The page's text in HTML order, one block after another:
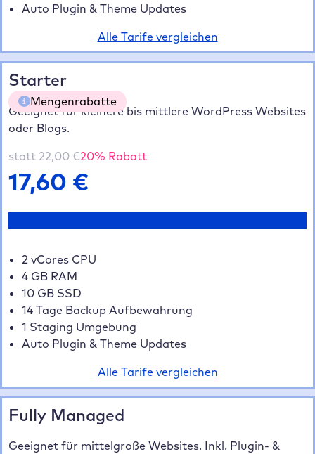
Auto Plugin & Theme Updates
Alle Tarife vergleichen
Starter
Mengenrabatte
5 Websites
10 Websites35% gespart
Geeignet für kleinere bis mittlere WordPress Websites
oder Blogs.
statt22,00€20% Rabatt
17,60 €
2 vCores CPU
4 GB RAM
10 GB SSD
14 Tage Backup Aufbewahrung
1 Staging Umgebung
Auto Plugin & Theme Updates
Alle Tarife vergleichen
Fully Managed
Geeignet für mittelgroße Websites. Inkl. Plugin- &